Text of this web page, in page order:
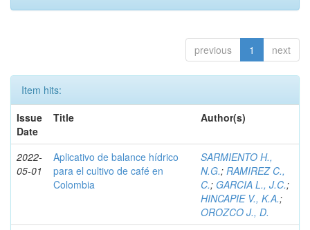
previous 1 next
Item hits:
Issue
Date
Title Author(s)
2022-
05-01
Aplicativo de balance hídrico
para el cultivo de café en
Colombia
SARMIENTO H.,
N.G.; RAMIREZ C.,
C.; GARCIA L., J.C.;
HINCAPIE V., K.A.;
OROZCO J., D.